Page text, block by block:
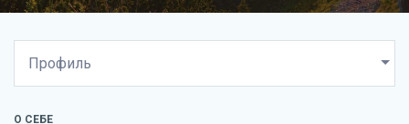
О СЕБЕ